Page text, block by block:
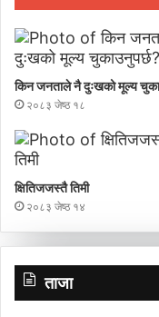
किन जनताले नै दुःखको मूल्य
२०८३ जेष्ठ १८
क्षितिजजस्तै तिमी
२०८३ जेष्ठ १४
ताजा